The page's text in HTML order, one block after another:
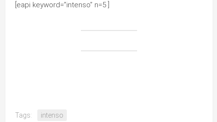
[eapi keyword=”intenso” n=5 ]
Tags: intenso